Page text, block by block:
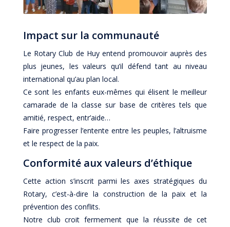
Impact sur la communauté
Le Rotary Club de Huy entend promouvoir auprès des
plus jeunes, les valeurs qu’il défend tant au niveau
international qu’au plan local.
Ce sont les enfants eux-mêmes qui élisent le meilleur
camarade de la classe sur base de critères tels que
amitié, respect, entr’aide…
Faire progresser l’entente entre les peuples, l’altruisme
et le respect de la paix.
Conformité aux valeurs d’éthique
Cette action s’inscrit parmi les axes stratégiques du
Rotary, c’est-à-dire la construction de la paix et la
prévention des conflits.
Notre club croit fermement que la réussite de cet